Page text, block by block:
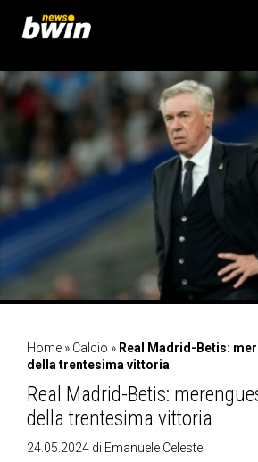
contenuto
Home » Calcio » Real Madrid-Betis:
della trentesima vittoria
Real Madrid-Betis:
della trentesima vittoria
24.05.2024 di Emanuele Celeste